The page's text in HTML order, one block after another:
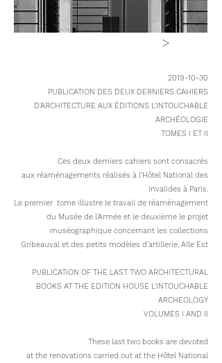
>
2019-10-30
PUBLICATION DES DEUX DERNIERS CAHIERS
D'ARCHITECTURE AUX ÉDITIONS L'INTOUCHABLE
ARCHÉOLOGIE
TOMES I ET II
Ces deux derniers cahiers sont consacrés
aux réaménagements réalisés à l’Hôtel National des
Invalides à Paris.
Le premier tome illustre le travail de réaménagement
du Musée de l'Armée et le deuxième le projet
muséographique concernant les collections
Gribeauval et des petits modèles d'artillerie, AIle Est
PUBLICATION OF THE LAST TWO ARCHITECTURAL
BOOKS AT THE EDITION HOUSE L'INTOUCHABLE
ARCHEOLOGY
VOLUMES I AND II
These last two books are devoted
at the renovations carried out at the Hôtel National